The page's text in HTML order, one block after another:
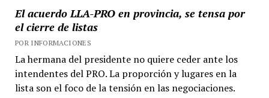
El acuerdo LLA-PRO en provincia, se tensa por
el cierre de listas
POR INFORMACIONES
La hermana del presidente no quiere ceder ante los
intendentes del PRO. La proporción y lugares en la
lista son el foco de la tensión en las negociaciones.